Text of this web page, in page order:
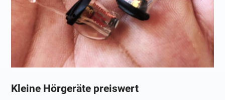
Kleine Hörgeräte preiswert